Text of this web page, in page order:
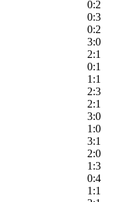
0:2
0:3
0:2
3:0
2:1
0:1
1:1
2:3
2:1
3:0
1:0
3:1
2:0
1:3
0:4
1:1